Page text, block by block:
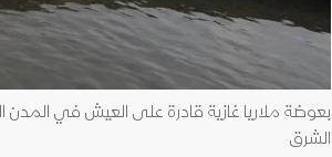
بعوضة ملاريا غازية قادرة على العيش في المدن
الشرق